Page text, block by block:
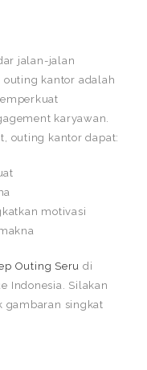
jalan-jalan
outing kantor adalah
karyawan.
outing kantor dapat:
motivasi
Outing Serudi
Indonesia. Silakan
gambaran singkat